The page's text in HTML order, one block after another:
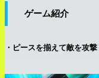
ゲーム紹介
・ピースを揃えて敵を攻